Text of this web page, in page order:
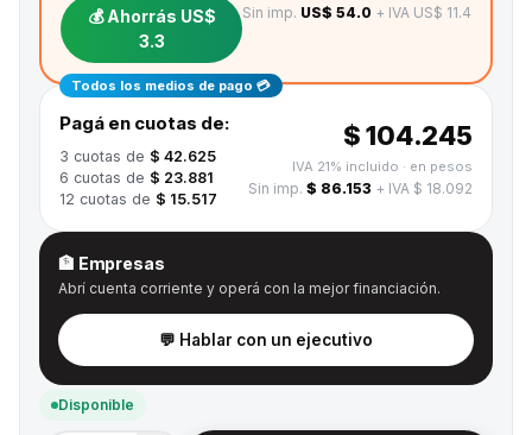
💰 Ahorrás US$
3.3
Sin imp. US$ 54.0 + IVA US$ 11.4
Todos los medios de pago 💳
Pagá en cuotas de:
3 cuotas de $ 42.625
6 cuotas de $ 23.881
12 cuotas de $ 15.517
$ 104.245
IVA 21% incluido · en pesos
Sin imp. $ 86.153 + IVA $ 18.092
🏦 Empresas
Abrí cuenta corriente y operá con la mejor financiación.
💬 Hablar con un ejecutivo
Disponible